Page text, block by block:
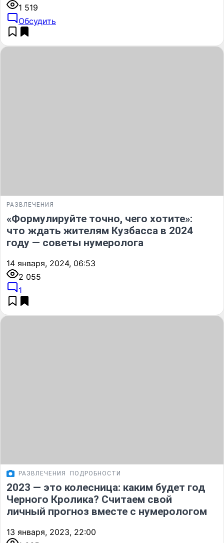
1 519
Обсудить
РАЗВЛЕЧЕНИЯ
«Формулируйте точно, чего хотите»:
что ждать жителям Кузбасса в 2024
году — советы нумеролога
14 января, 2024, 06:53
2 055
1
РАЗВЛЕЧЕНИЯ ПОДРОБНОСТИ
2023 — это колесница: каким будет год
Черного Кролика? Считаем свой
личный прогноз вместе с нумерологом
13 января, 2023, 22:00